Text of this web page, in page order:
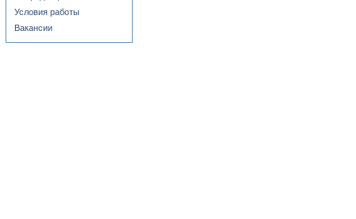
Условия работы
Вакансии